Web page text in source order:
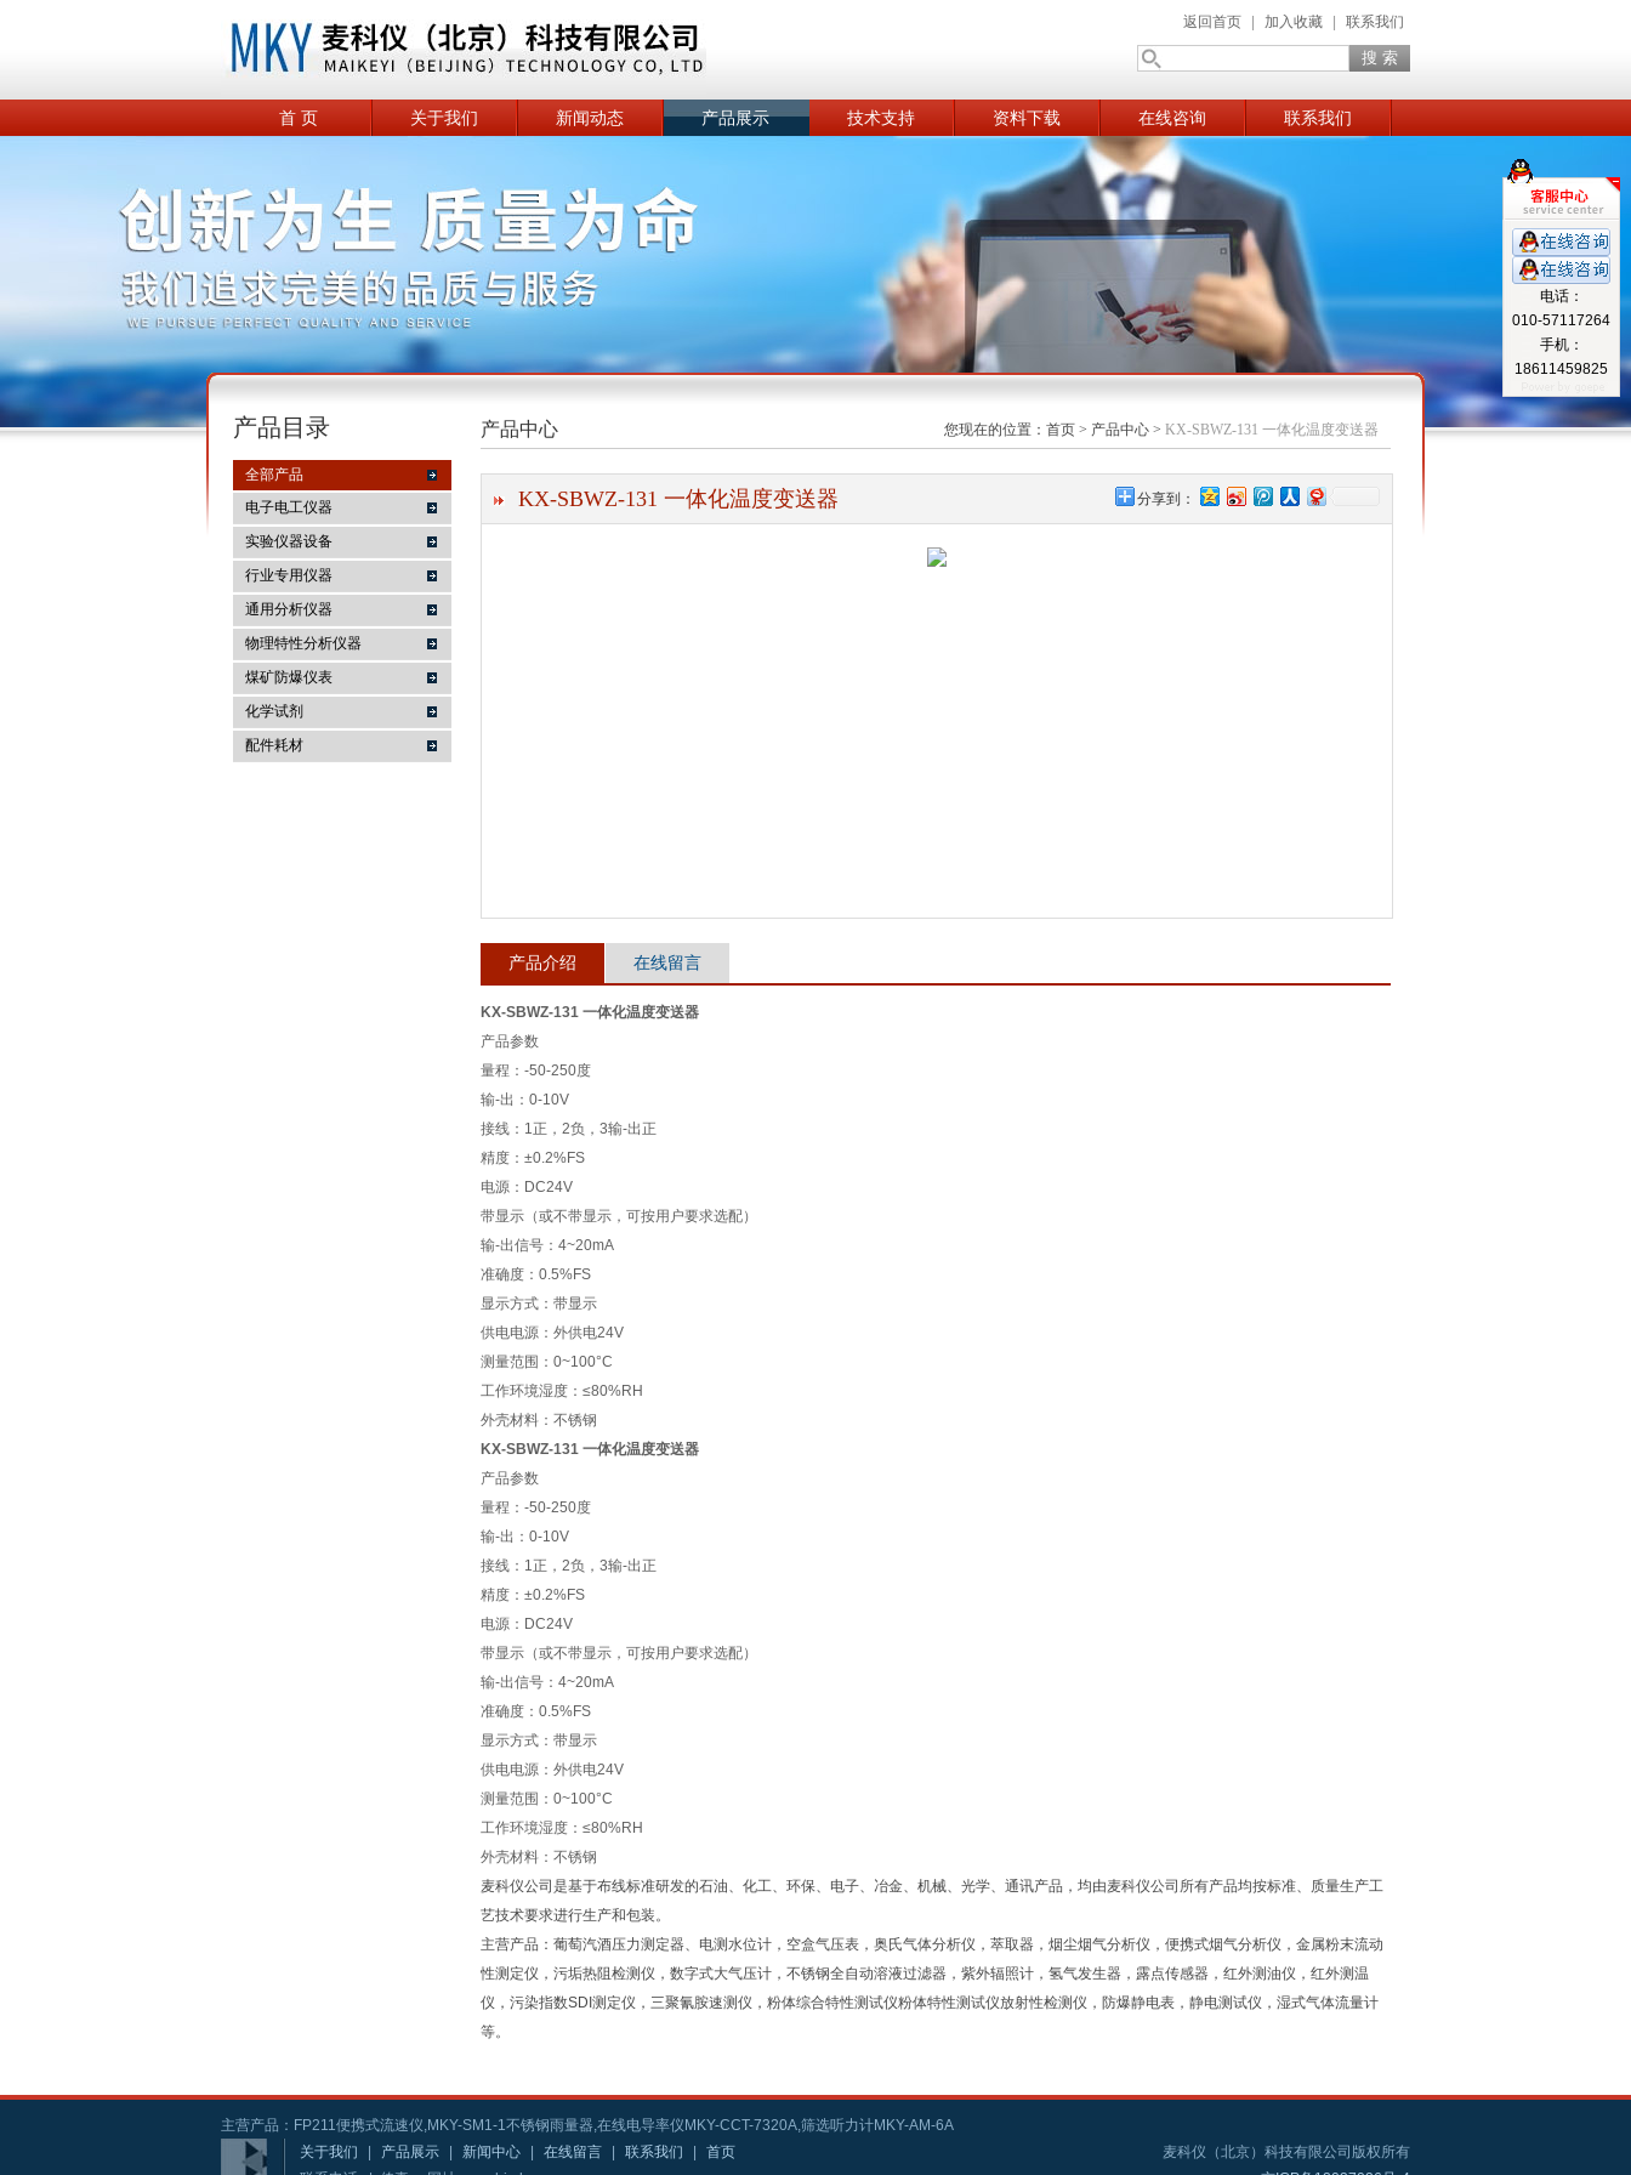
麦科仪（北京）科技有限公司
返回首页 加入收藏 联系我们
首 页 关于我们 新闻动态 产品展示 技术支持 资料下载 在线咨询 联系我们
产品目录
全部产品
电子电工仪器
实验仪器设备
行业专用仪器
通用分析仪器
物理特性分析仪器
煤矿防爆仪表
化学试剂
配件耗材
产品中心 您现在的位置： 首页 > 产品中心 > KX-SBWZ-131 一体化温度变送器
KX-SBWZ-131 一体化温度变送器 分享到：
产品介绍 在线留言
KX-SBWZ-131 一体化温度变送器
产品参数
量程：-50-250度
输-出：0-10V
接线：1正，2负，3输-出正
精度：±0.2%FS
电源：DC24V
带显示（或不带显示，可按用户要求选配）
输-出信号：4~20mA
准确度：0.5%FS
显示方式：带显示
供电电源：外供电24V
测量范围：0~100°C
工作环境湿度：≤80%RH
外壳材料：不锈钢
KX-SBWZ-131 一体化温度变送器
产品参数
量程：-50-250度
输-出：0-10V
接线：1正，2负，3输-出正
精度：±0.2%FS
电源：DC24V
带显示（或不带显示，可按用户要求选配）
输-出信号：4~20mA
准确度：0.5%FS
显示方式：带显示
供电电源：外供电24V
测量范围：0~100°C
工作环境湿度：≤80%RH
外壳材料：不锈钢
麦科仪公司是基于布线标准研发的石油、化工、环保、电子、冶金、机械、光学、通讯产品，均由麦科仪公司所有产品均按标准、质量生产工
艺技术要求进行生产和包装。
主营产品：葡萄汽酒压力测定器、电测水位计，空盒气压表，奥氏气体分析仪，萃取器，烟尘烟气分析仪，便携式烟气分析仪，金属粉末流动
性测定仪，污垢热阻检测仪，数字式大气压计，不锈钢全自动溶液过滤器，紫外辐照计，氢气发生器，露点传感器，红外测油仪，红外测温
仪，污染指数SDI测定仪，三聚氰胺速测仪，粉体综合特性测试仪粉体特性测试仪放射性检测仪，防爆静电表，静电测试仪，湿式气体流量计
等。
主营产品：FP211便携式流速仪,MKY-SM1-1不锈钢雨量器,在线电导率仪MKY-CCT-7320A,筛选听力计MKY-AM-6A
关于我们
产品展示 新闻中心 在线留言 联系我们
首页
麦科仪（北京）科技有限公司版权所有
电话：
010-57117264
手机：
18611459825